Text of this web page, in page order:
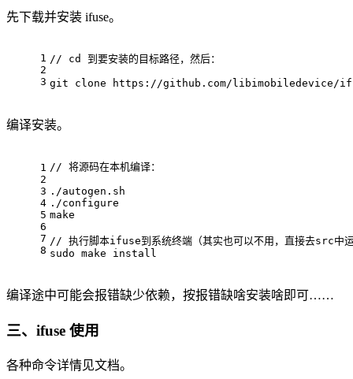
先下载并安装 ifuse。
1
2
3
// cd 到要安装的目标路径，然后：
git clone https://github.com/libimobiledevice/
编译安装。
1
2
3
4
5
6
7
8
// 将源码在本机编译：
./autogen.sh
./configure
make
// 执行脚本ifuse到系统终端（其实也可以不用，直接去src中
sudo make install
编译途中可能会报错缺少依赖，按报错缺啥安装啥即可……
三、ifuse 使用
各种命令详情见文档。